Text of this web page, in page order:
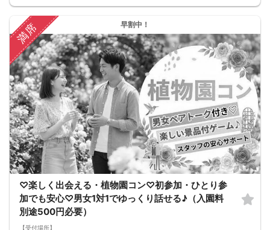
満席 早割中！
♡楽しく出会える・植物園コン♡初参加・ひとり参
加でも安心♡男女1対1でゆっくり話せる♪（入園料
別途500円必要）
【受付場所】